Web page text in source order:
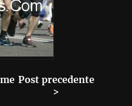
Post precedente
>